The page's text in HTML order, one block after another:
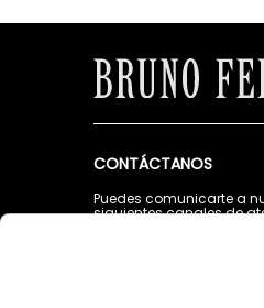
CONTÁCTANOS
Puedes comunicarte a
siguientes canales de